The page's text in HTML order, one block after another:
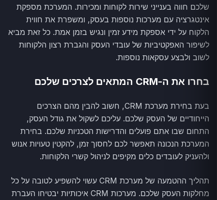
שלכם חווה בענייני שירות לקוחות ומכירות. המערכת מספקת
אינטגרציה עם מערכות נוספות בעסק, ומשפרת את חווית
הלקוח על ידי אספקת מידע זמין ונגיש בזמן אמת. כל זאת מביא
לשיפור האפקטיביות של עובדי העסק והגברת רצון הלקוחות
לשוב ולבצע עסקאות נוספות.
בחרו את ה-CRM המתאים לצרכים שלכם
בעת בחירת מערכת CRM, חשוב להבין מהם הצרכים
הייחודיים של העסק שלכם. עליכם לשקול את גודל העסק,
התחום שבו אתם פועלים והדרישות הטכניות שלכם. בחירת
המערכת הנכונה תאפשר לכם לחסוך זמן, להקטין טעויות אנוש
ולהעניק לעובדים כלים מקיפים לניהול קשרי הלקוחות.
תהליך ההטמעה של מערכת CRM עשוי להשפיע לטובה על כל
מחלקות העסק שלכם. מערכות CRM איכותיות יבטיחו העברת